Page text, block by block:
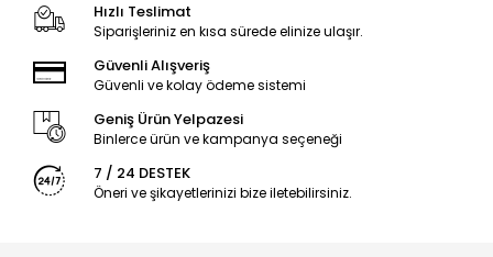
Hızlı Teslimat
Siparişleriniz en kısa sürede elinize ulaşır.
Güvenli Alışveriş
Güvenli ve kolay ödeme sistemi
Geniş Ürün Yelpazesi
Binlerce ürün ve kampanya seçeneği
7 / 24 DESTEK
Öneri ve şikayetlerinizi bize iletebilirsiniz.